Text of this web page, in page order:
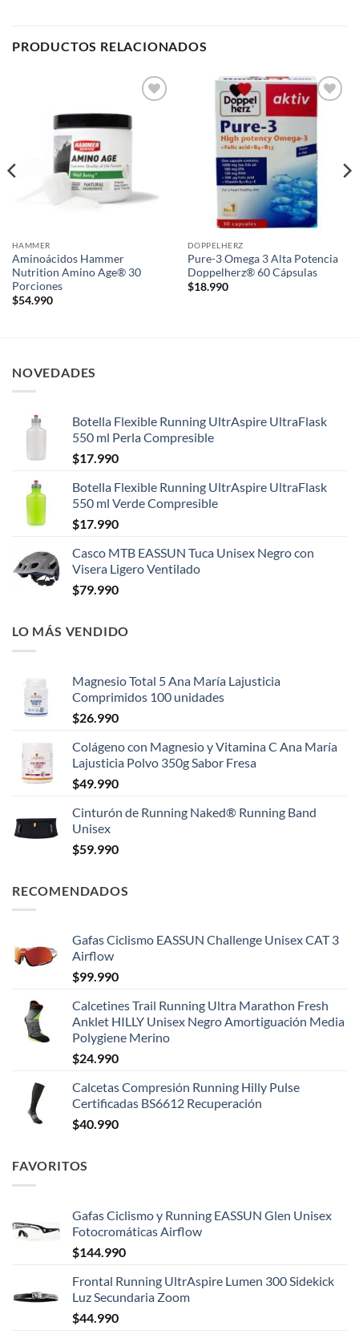
PRODUCTOS RELACIONADOS
HAMMER
Aminoácidos Hammer
Nutrition Amino Age® 30
Porciones
$54.990
DOPPELHERZ
Pure-3 Omega 3 Alta Potencia
Doppelherz® 60 Cápsulas
$18.990
NOVEDADES
Botella Flexible Running UltrAspire UltraFlask
550 ml Perla Compresible
$17.990
Botella Flexible Running UltrAspire UltraFlask
550 ml Verde Compresible
$17.990
Casco MTB EASSUN Tuca Unisex Negro con
Visera Ligero Ventilado
$79.990
LO MÁS VENDIDO
Magnesio Total 5 Ana María Lajusticia
Comprimidos 100 unidades
$26.990
Colágeno con Magnesio y Vitamina C Ana María
Lajusticia Polvo 350g Sabor Fresa
$49.990
Cinturón de Running Naked® Running Band
Unisex
$59.990
RECOMENDADOS
Gafas Ciclismo EASSUN Challenge Unisex CAT 3
Airflow
$99.990
Calcetines Trail Running Ultra Marathon Fresh
Anklet HILLY Unisex Negro Amortiguación Media
Polygiene Merino
$24.990
Calcetas Compresión Running Hilly Pulse
Certificadas BS6612 Recuperación
$40.990
FAVORITOS
Gafas Ciclismo y Running EASSUN Glen Unisex
Fotocromáticas Airflow
$144.990
Frontal Running UltrAspire Lumen 300 Sidekick
Luz Secundaria Zoom
$44.990